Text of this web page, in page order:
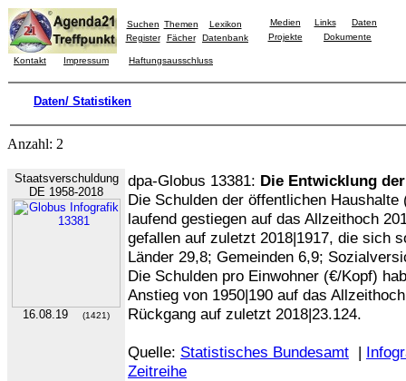
Suchen Themen
Lexikon
Register
Fächer Datenbank
Medien Links
Daten
Projekte
Dokumente
Kontakt Impressum Haftungsausschluss
Daten/ Statistiken
Anzahl: 2
Staatsverschuldung
DE 1958-2018
16.08.19 (1421)
dpa-Globus 13381: Die Entwicklung
Die Schulden der öffentlichen
laufend gestiegen auf das Allzeithoch
gefallen auf zuletzt 2018|1917, die sich
Länder 29,8; Gemeinden 6,9;
Die Schulden pro Einwohner (€/Kopf)
Anstieg von 1950|190 auf das
Rückgang auf zuletzt 2018|23.124.
Quelle: Statistisches Bundesamt |
Zeitreihe